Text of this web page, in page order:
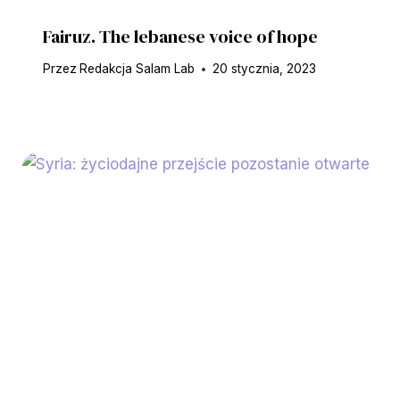
Fairuz. The lebanese voice of hope
Przez Redakcja Salam Lab 20 stycznia, 2023